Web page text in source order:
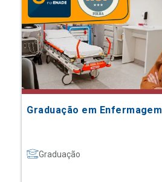
Graduação em Enfermagem
Graduação